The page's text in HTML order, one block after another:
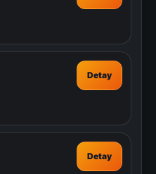
Detay
Detay